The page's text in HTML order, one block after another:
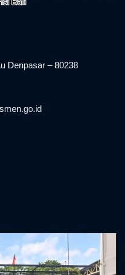
Denpasar – 80238